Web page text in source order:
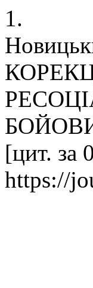
1.
[цит. за
https://